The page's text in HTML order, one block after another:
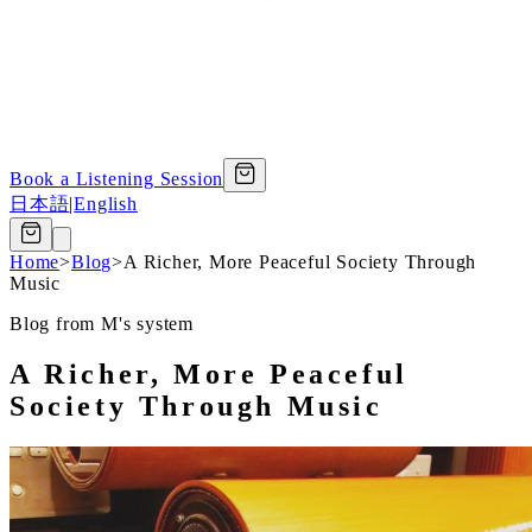
Book a Listening Session
日本語|English
Home>Blog>A Richer, More Peaceful Society Through
Music
Blog from M's system
A Richer, More Peaceful
Society Through Music